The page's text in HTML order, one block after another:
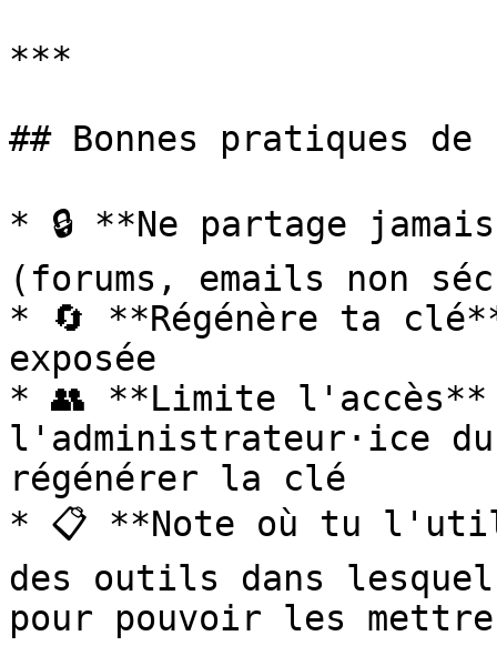
***
## Bonnes pratiques
* 🔒 **Ne partage
(forums, emails non
* 🔄 **Régénère ta
exposée
* 👥 **Limite
l'administrateur·ice du
régénérer la clé
* 📋 **Note où tu
des outils dans
pour pouvoir les